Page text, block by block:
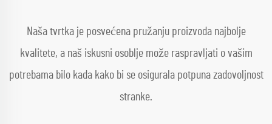
Naša tvrtka je posvećena pružanju proizvoda najbolje
kvalitete, a naš iskusni osoblje može raspravljati o vašim
potrebama bilo kada kako bi se osigurala potpuna zadovoljnost
stranke.